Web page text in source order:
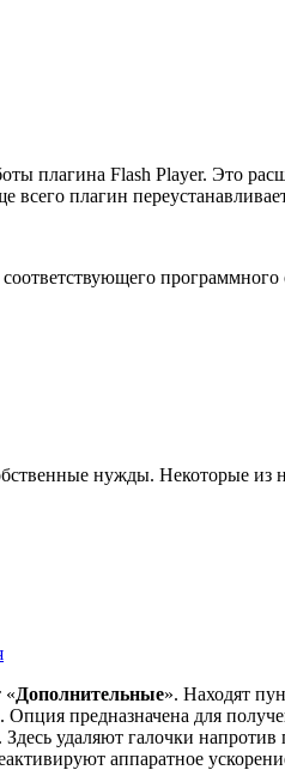
плагина Flash Player. Это
плагин
программного
нужды. Некоторые из
«Дополнительные». Находят
. Опция предназначена для
удаляют галочки напротив
аппаратное